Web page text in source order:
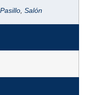
Pasillo Salón